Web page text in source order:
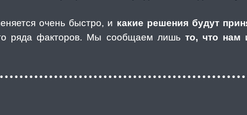
очень быстро, и какие решения будут
ряда факторов. Мы сообщаем лишь то, что нам